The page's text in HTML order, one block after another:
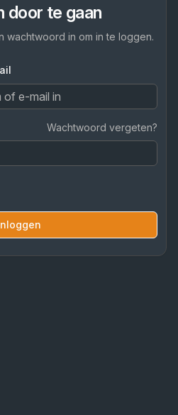
door te gaan
wachtwoord in om in te loggen.
Wachtwoord vergeten?